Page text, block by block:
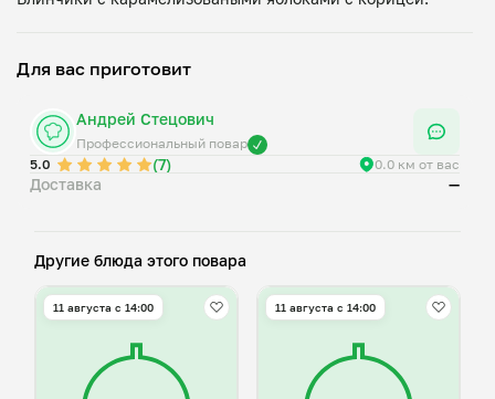
Для вас приготовит
Андрей Стецович
Профессиональный повар
5.0
(7) 0.0 км от вас
Доставка —
Другие блюда этого повара
11 августа с 14:00 11 августа с 14:00